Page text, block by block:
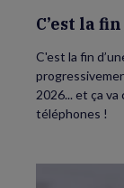
C’est la
C'est la fin
2026... et ça
téléphones !